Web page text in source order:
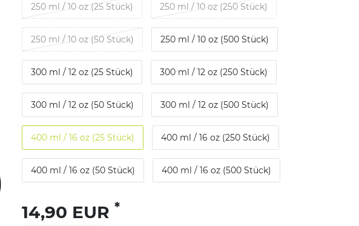
250 ml / 10 oz (25 Stück) 250 ml / 10 oz (250 Stück)
250 ml / 10 oz (50 Stück) 250 ml / 10 oz (500 Stück)
300 ml / 12 oz (25 Stück) 300 ml / 12 oz (250 Stück)
300 ml / 12 oz (50 Stück) 300 ml / 12 oz (500 Stück)
400 ml / 16 oz (25 Stück) 400 ml / 16 oz (250 Stück)
400 ml / 16 oz (50 Stück) 400 ml / 16 oz (500 Stück)
14,90 EUR *